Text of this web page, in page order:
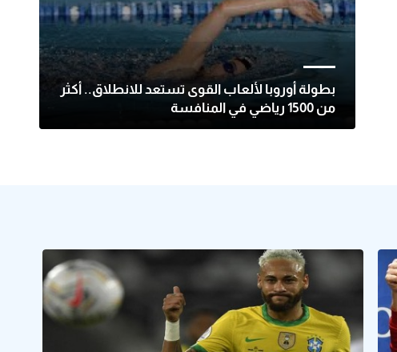
بطولة أوروبا لألعاب القوى تستعد للانطلاق.. أكثر
من 1500 رياضي في المنافسة